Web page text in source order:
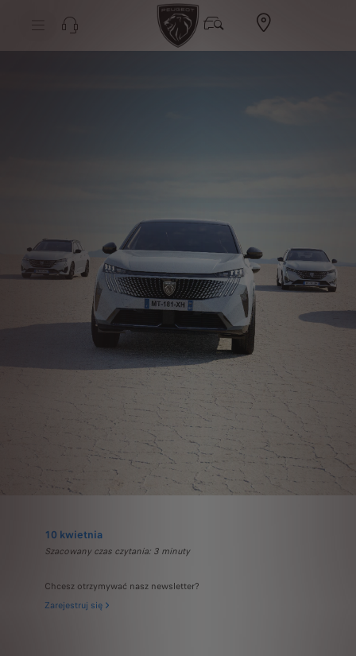
10 kwietnia
Szacowany czas czytania: 3 minuty
Chcesz otrzymywać nasz newsletter?
Zarejestruj się